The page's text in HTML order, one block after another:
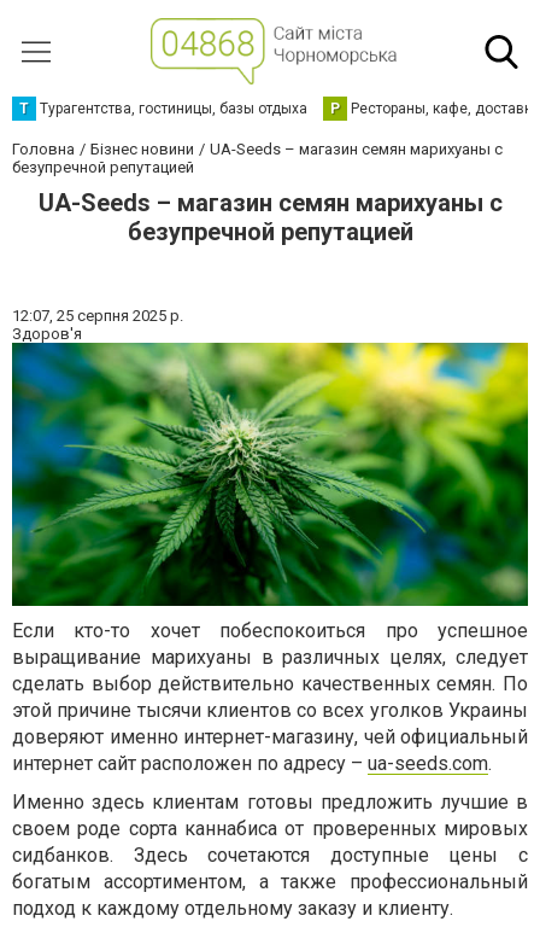
Т Турагентства, гостиницы, базы отдыха Р Рестораны, кафе,
Головна Бізнес новини
UA-Seeds – магазин семян марихуаны с
безупречной репутацией
UA-Seeds – магазин семян марихуаны с
безупречной репутацией
12:07, 25 серпня 2025 р.
Здоров'я
Если кто-то хочет побеспокоиться про успешное
выращивание марихуаны в различных целях, следует
сделать выбор действительно качественных семян. По
этой причине тысячи клиентов со всех уголков Украины
доверяют именно интернет-магазину, чей официальный
интернет сайт расположен по адресу – ua-seeds.com.
Именно здесь клиентам готовы предложить лучшие в
своем роде сорта каннабиса от проверенных мировых
сидбанков. Здесь сочетаются доступные цены с
богатым ассортиментом, а также профессиональный
подход к каждому отдельному заказу и клиенту.